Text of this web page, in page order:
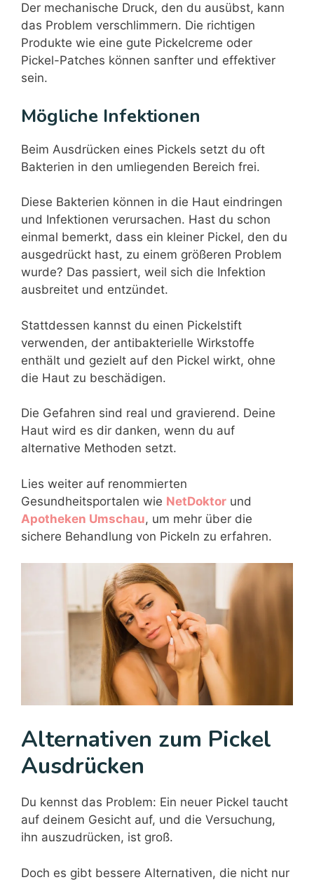
Der mechanische Druck, den du ausübst, kann
das Problem verschlimmern. Die richtigen
Produkte wie eine gute Pickelcreme oder
Pickel-Patches können sanfter und effektiver
sein.
Mögliche Infektionen
Beim Ausdrücken eines Pickels setzt du oft
Bakterien in den umliegenden Bereich frei.
Diese Bakterien können in die Haut eindringen
und Infektionen verursachen. Hast du schon
einmal bemerkt, dass ein kleiner Pickel, den du
ausgedrückt hast, zu einem größeren Problem
wurde? Das passiert, weil sich die Infektion
ausbreitet und entzündet.
Stattdessen kannst du einen Pickelstift
verwenden, der antibakterielle Wirkstoffe
enthält und gezielt auf den Pickel wirkt, ohne
die Haut zu beschädigen.
Die Gefahren sind real und gravierend. Deine
Haut wird es dir danken, wenn du auf
alternative Methoden setzt.
Lies weiter auf renommierten
Gesundheitsportalen wie NetDoktor und
Apotheken Umschau, um mehr über die
sichere Behandlung von Pickeln zu erfahren.
Alternativen zum Pickel
Ausdrücken
Du kennst das Problem: Ein neuer Pickel taucht
auf deinem Gesicht auf, und die Versuchung,
ihn auszudrücken, ist groß.
Doch es gibt bessere Alternativen, die nicht nur